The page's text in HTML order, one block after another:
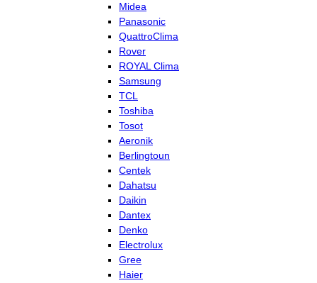
Midea
Panasonic
QuattroClima
Rover
ROYAL Clima
Samsung
TCL
Toshiba
Tosot
Aeronik
Berlingtoun
Centek
Dahatsu
Daikin
Dantex
Denko
Electrolux
Gree
Haier